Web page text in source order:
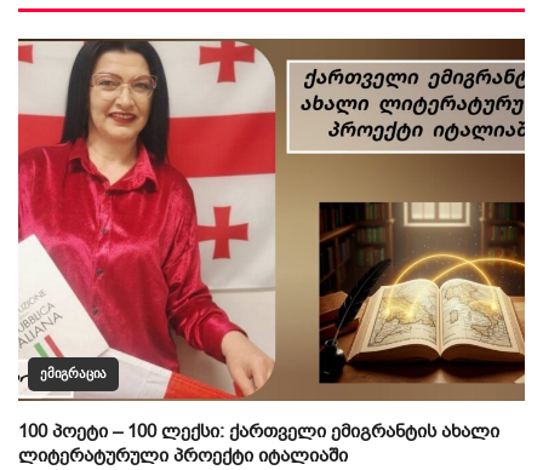
ᲔᲛᲘᲒᲠᲐᲪᲘᲐ
100 პოეტი – 100 ლექსი: ქართველი ემიგრანტის ახალი
ლიტერატურული პროექტი იტალიაში